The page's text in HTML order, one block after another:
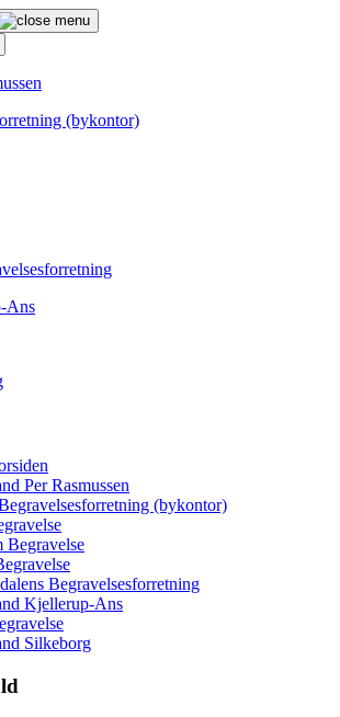
(bykontor)
Ans
Per Rasmussen
(bykontor)
Begravelse
Begravelsesforretning
Kjellerup-Ans
Silkeborg